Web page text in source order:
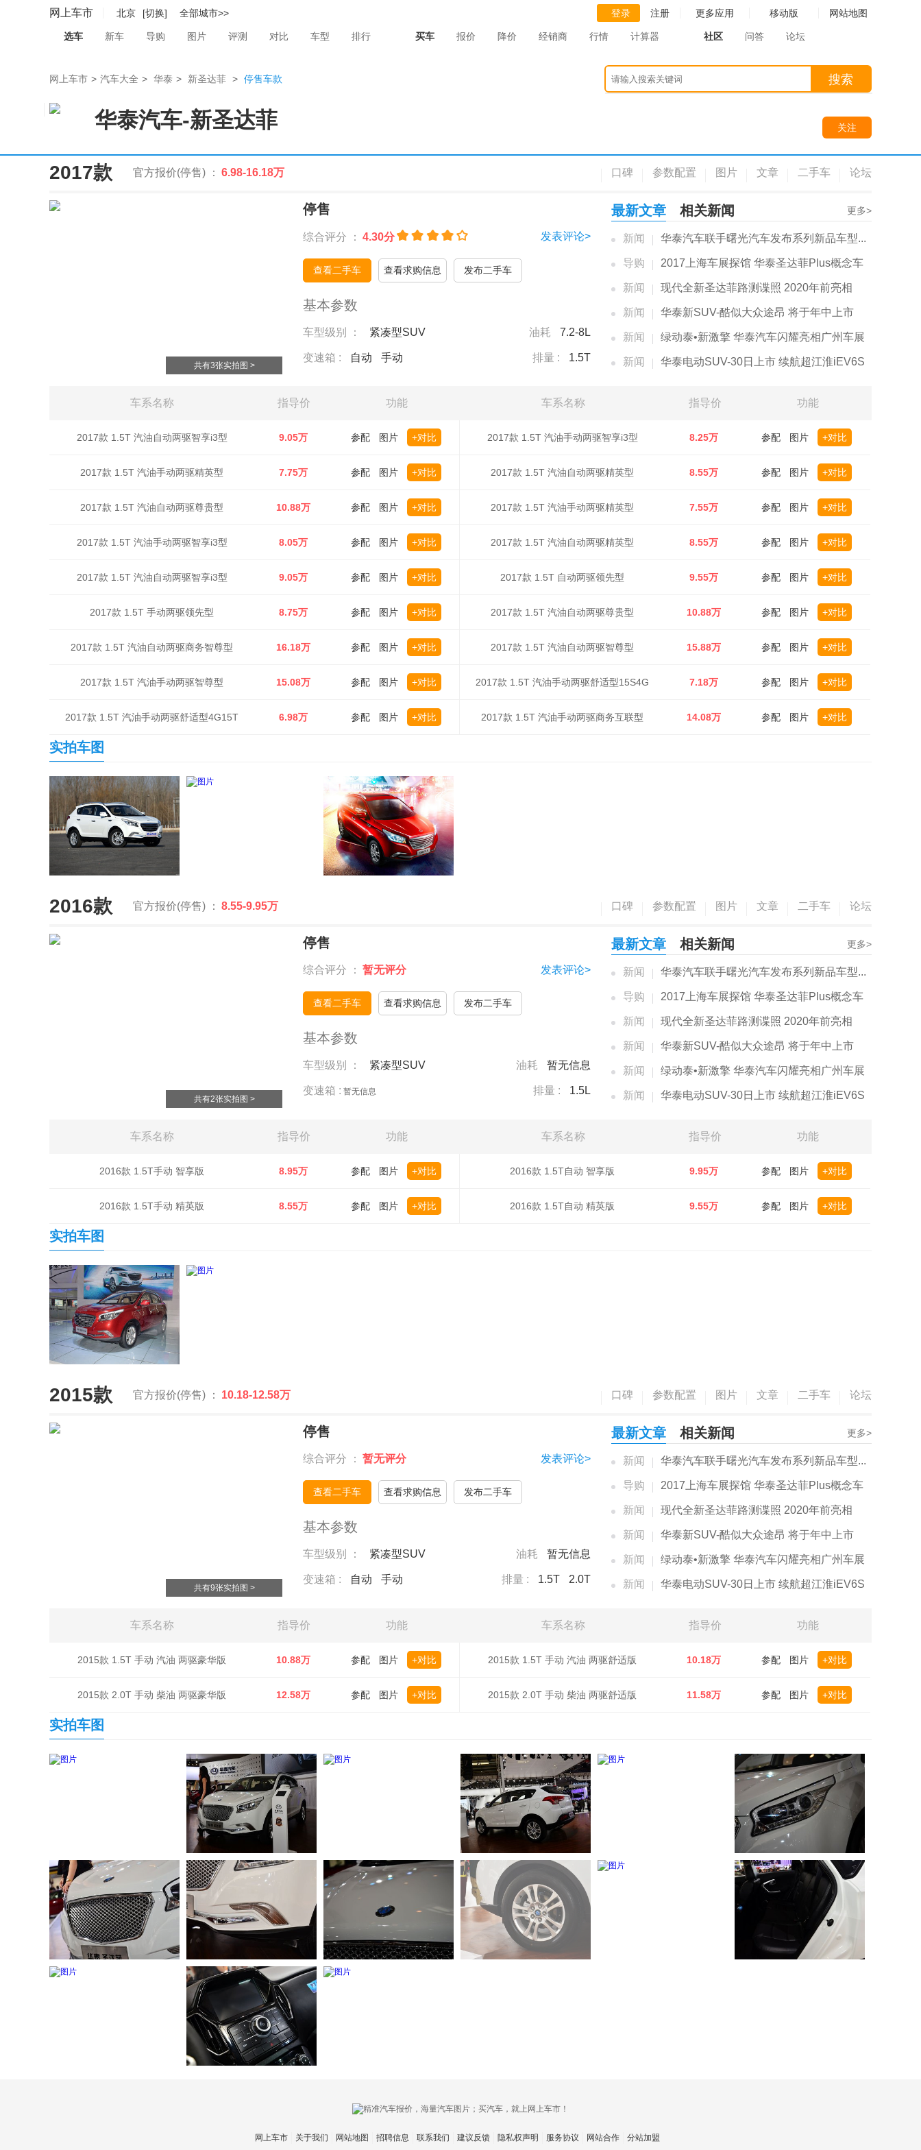
网上车市 北京 [切换] 全部城市>> 登录 注册 更多应用 移动版 网站地图
选车 新车 导购 图片 评测 对比 车型 排行 买车 报价 降价 经销商 行情 计算器 社区 问答 论坛
网上车市 > 汽车大全 > 华泰 > 新圣达菲 > 停售车款 搜索
华泰汽车-新圣达菲 关注
2017款 官方报价(停售) ： 6.98-16.18万 口碑 参数配置 图片 文章 二手车 论坛
共有3张实拍图 >
停售
综合评分 ： 4.30分 发表评论>
查看二手车 查看求购信息 发布二手车
基本参数
车型级别 ： 紧凑型SUV 油耗 7.2-8L
变速箱 : 自动 手动 排量 : 1.5T
最新文章 相关新闻 更多>
新闻 华泰汽车联手曙光汽车发布系列新品车型...
导购 2017上海车展探馆 华泰圣达菲Plus概念车
新闻 现代全新圣达菲路测谍照 2020年前亮相
新闻 华泰新SUV-酷似大众途昂 将于年中上市
新闻 绿动泰•新激擎 华泰汽车闪耀亮相广州车展
新闻 华泰电动SUV-30日上市 续航超江淮iEV6S
车系名称 指导价 功能 车系名称 指导价 功能
2017款 1.5T 汽油自动两驱智享i3型 9.05万 参配 图片 +对比
2017款 1.5T 汽油手动两驱精英型 7.75万 参配 图片 +对比
2017款 1.5T 汽油自动两驱尊贵型 10.88万 参配 图片 +对比
2017款 1.5T 汽油手动两驱智享i3型 8.05万 参配 图片 +对比
2017款 1.5T 汽油自动两驱智享i3型 9.05万 参配 图片 +对比
2017款 1.5T 手动两驱领先型 8.75万 参配 图片 +对比
2017款 1.5T 汽油自动两驱商务智尊型 16.18万 参配 图片 +对比
2017款 1.5T 汽油手动两驱智尊型 15.08万 参配 图片 +对比
2017款 1.5T 汽油手动两驱舒适型4G15T 6.98万 参配 图片 +对比
2017款 1.5T 汽油手动两驱智享i3型 8.25万 参配 图片 +对比
2017款 1.5T 汽油自动两驱精英型 8.55万 参配 图片 +对比
2017款 1.5T 汽油手动两驱精英型 7.55万 参配 图片 +对比
2017款 1.5T 汽油自动两驱精英型 8.55万 参配 图片 +对比
2017款 1.5T 自动两驱领先型 9.55万 参配 图片 +对比
2017款 1.5T 汽油自动两驱尊贵型 10.88万 参配 图片 +对比
2017款 1.5T 汽油自动两驱智尊型 15.88万 参配 图片 +对比
2017款 1.5T 汽油手动两驱舒适型15S4G 7.18万 参配 图片 +对比
2017款 1.5T 汽油手动两驱商务互联型 14.08万 参配 图片 +对比
实拍车图
2016款 官方报价(停售) ： 8.55-9.95万 口碑 参数配置 图片 文章 二手车 论坛
共有2张实拍图 >
停售
综合评分 ： 暂无评分 发表评论>
查看二手车 查看求购信息 发布二手车
基本参数
车型级别 ： 紧凑型SUV 油耗 暂无信息
变速箱 : 暂无信息 排量 : 1.5L
最新文章 相关新闻 更多>
新闻 华泰汽车联手曙光汽车发布系列新品车型...
导购 2017上海车展探馆 华泰圣达菲Plus概念车
新闻 现代全新圣达菲路测谍照 2020年前亮相
新闻 华泰新SUV-酷似大众途昂 将于年中上市
新闻 绿动泰•新激擎 华泰汽车闪耀亮相广州车展
新闻 华泰电动SUV-30日上市 续航超江淮iEV6S
车系名称 指导价 功能 车系名称 指导价 功能
2016款 1.5T手动 智享版 8.95万 参配 图片 +对比
2016款 1.5T手动 精英版 8.55万 参配 图片 +对比
2016款 1.5T自动 智享版 9.95万 参配 图片 +对比
2016款 1.5T自动 精英版 9.55万 参配 图片 +对比
实拍车图
2015款 官方报价(停售) ： 10.18-12.58万 口碑 参数配置 图片 文章 二手车 论坛
共有9张实拍图 >
停售
综合评分 ： 暂无评分 发表评论>
查看二手车 查看求购信息 发布二手车
基本参数
车型级别 ： 紧凑型SUV 油耗 暂无信息
变速箱 : 自动 手动 排量 : 1.5T 2.0T
最新文章 相关新闻 更多>
新闻 华泰汽车联手曙光汽车发布系列新品车型...
导购 2017上海车展探馆 华泰圣达菲Plus概念车
新闻 现代全新圣达菲路测谍照 2020年前亮相
新闻 华泰新SUV-酷似大众途昂 将于年中上市
新闻 绿动泰•新激擎 华泰汽车闪耀亮相广州车展
新闻 华泰电动SUV-30日上市 续航超江淮iEV6S
车系名称 指导价 功能 车系名称 指导价 功能
2015款 1.5T 手动 汽油 两驱豪华版 10.88万 参配 图片 +对比
2015款 2.0T 手动 柴油 两驱豪华版 12.58万 参配 图片 +对比
2015款 1.5T 手动 汽油 两驱舒适版 10.18万 参配 图片 +对比
2015款 2.0T 手动 柴油 两驱舒适版 11.58万 参配 图片 +对比
实拍车图
网上车市 关于我们 网站地图 招聘信息 联系我们 建议反馈 隐私权声明 服务协议 网站合作 分站加盟